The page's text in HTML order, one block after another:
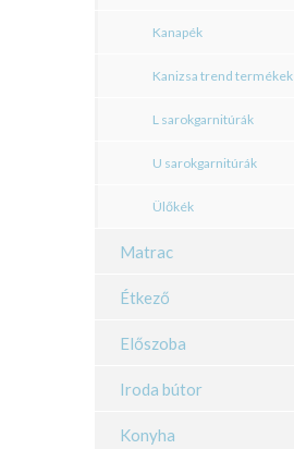
Kanapék
Kanizsa trend termékek
L sarokgarnitúrák
U sarokgarnitúrák
Ülőkék
Matrac
Étkező
Előszoba
Iroda bútor
Konyha